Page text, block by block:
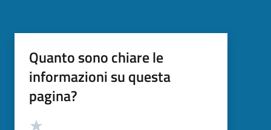
Quanto sono chiare le
informazioni su questa
pagina?
Valutazione